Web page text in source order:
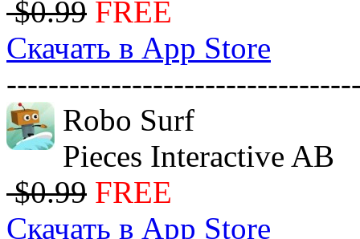
$0.99 FREE
Скачать в App Store
Robo Surf
Pieces Interactive AB
$0.99 FREE
Скачать в App Store